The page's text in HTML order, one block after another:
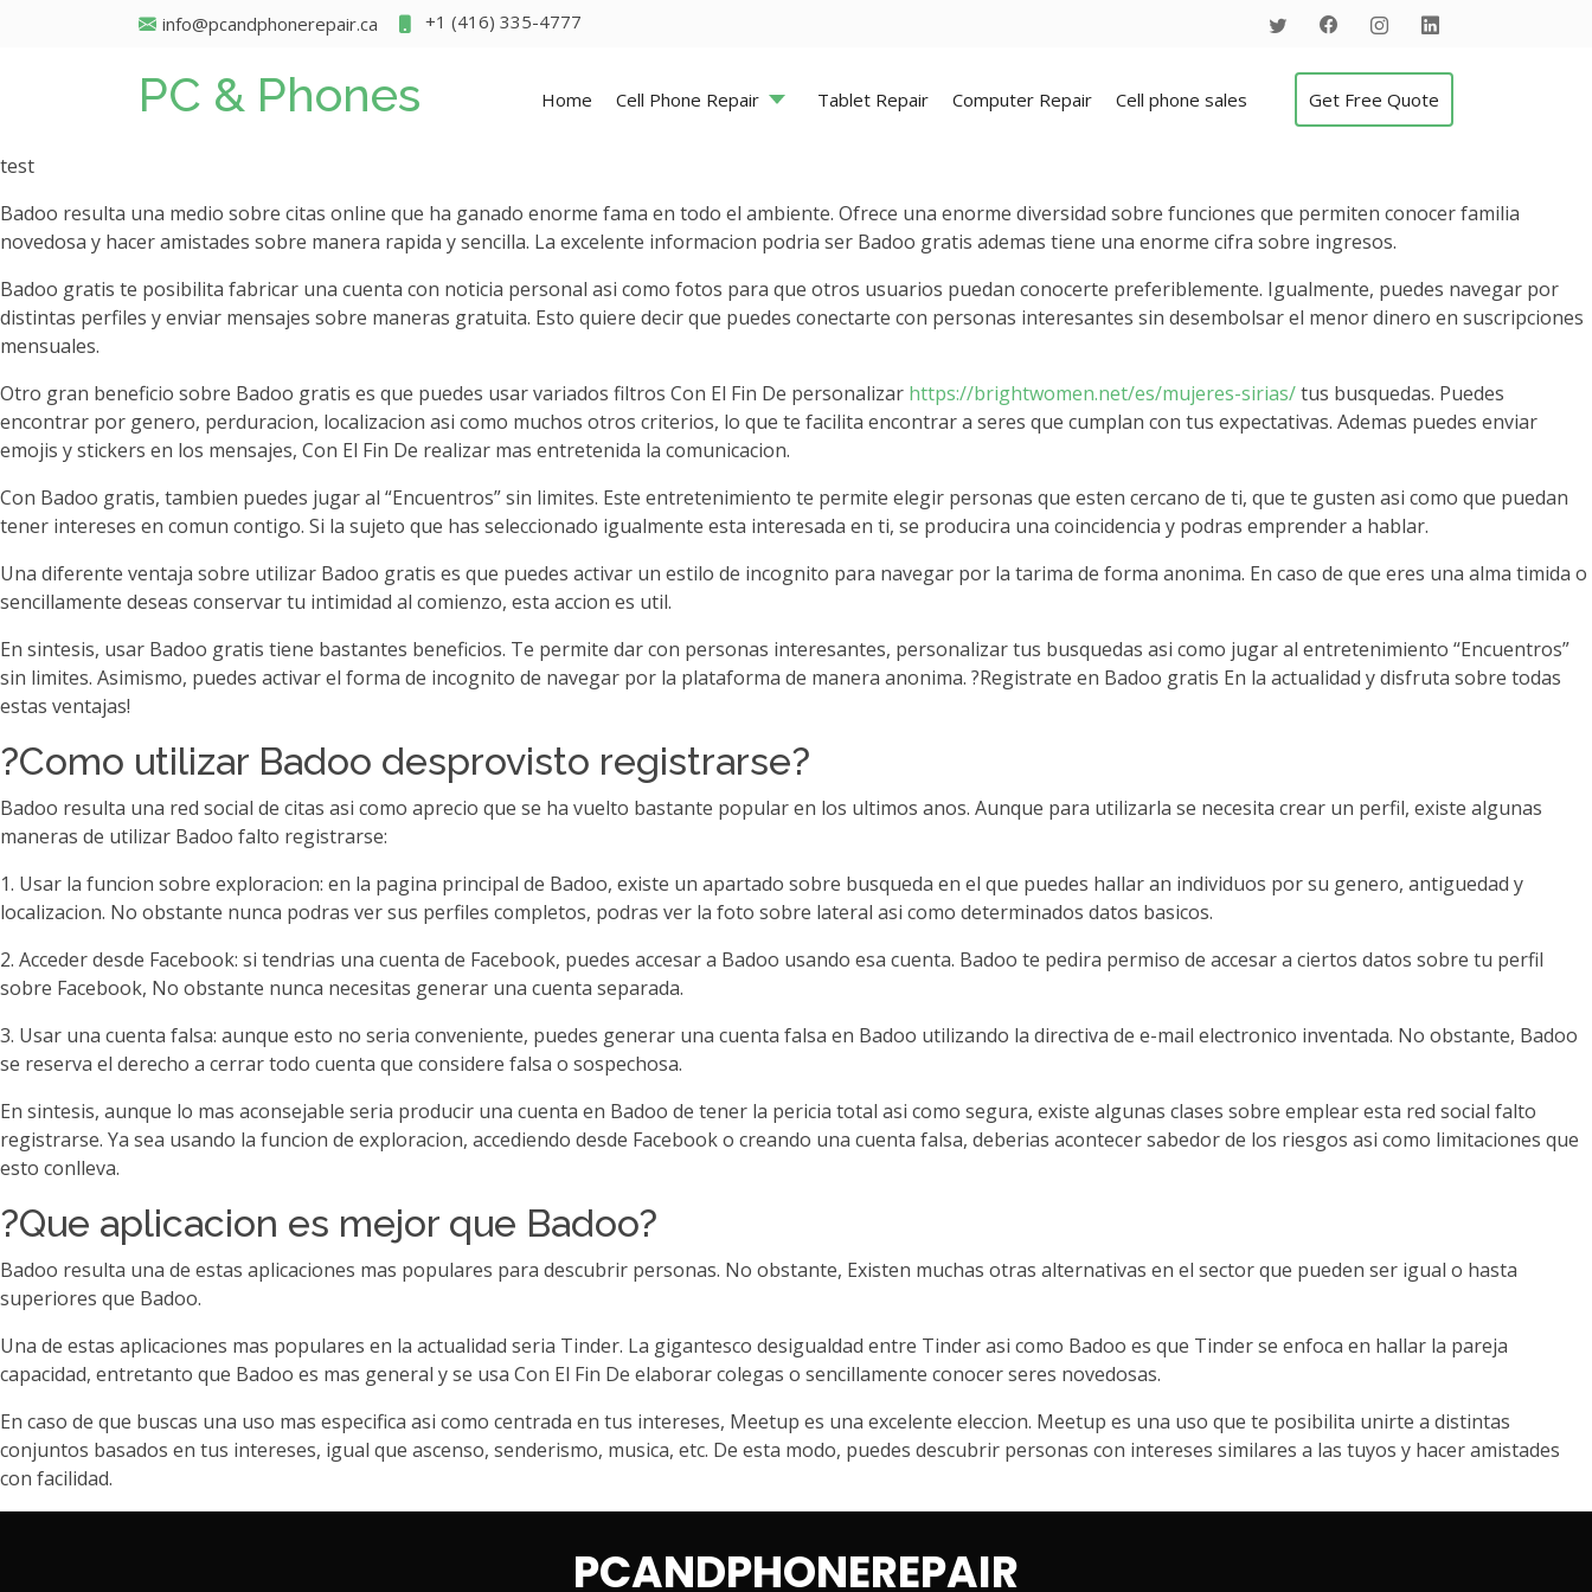
info@pcandphonerepair.ca +1 (416) 335-4777
PC & Phones Home Cell Phone Repair Tablet Repair Computer Repair Cell phone sales Get Free Quote
test
Badoo resulta una medio sobre citas online que ha ganado enorme fama en todo el ambiente. Ofrece una enorme diversidad sobre funciones que permiten conocer familia
novedosa y hacer amistades sobre manera rapida y sencilla. La excelente informacion podri­a ser Badoo gratis ademas tiene una enorme cifra sobre ingresos.
Badoo gratis te posibilita fabricar una cuenta con noticia personal asi­ como fotos para que otros usuarios puedan conocerte preferiblemente. Igualmente, puedes navegar por
distintas perfiles y enviar mensajes sobre maneras gratuita. Esto quiere decir que puedes conectarte con personas interesantes sin desembolsar el menor dinero en suscripciones
mensuales.
Otro gran beneficio sobre Badoo gratis es que puedes usar variados filtros Con El Fin De personalizar https://brightwomen.net/es/mujeres-sirias/tus busquedas. Puedes
encontrar por genero, perduracion, localizacion asi­ como muchos otros criterios, lo que te facilita encontrar a seres que cumplan con tus expectativas. Ademas puedes enviar
emojis y stickers en los mensajes, Con El Fin De realizar mas entretenida la comunicacion.
Con Badoo gratis, tambien puedes jugar al “Encuentros” sin limites. Este entretenimiento te permite elegir personas que esten cercano de ti, que te gusten asi­ como que puedan
tener intereses en comun contigo. Si la sujeto que has seleccionado igualmente esta interesada en ti, se producira una coincidencia y podras emprender a hablar.
Una diferente ventaja sobre utilizar Badoo gratis es que puedes activar un estilo de incognito para navegar por la tarima de forma anonima. En caso de que eres una alma timida o
sencillamente deseas conservar tu intimidad al comienzo, esta accion es util.
En sintesis, usar Badoo gratis tiene bastantes beneficios. Te permite dar con personas interesantes, personalizar tus busquedas asi­ como jugar al entretenimiento “Encuentros”
sin limites. Asimismo, puedes activar el forma de incognito de navegar por la plataforma de manera anonima. ?Registrate en Badoo gratis En la actualidad y disfruta sobre todas
estas ventajas!
?Como utilizar Badoo desprovisto registrarse?
Badoo resulta una red social de citas asi­ como aprecio que se ha vuelto bastante popular en los ultimos anos. Aunque para utilizarla se necesita crear un perfil, existe algunas
maneras de utilizar Badoo falto registrarse:
1. Usar la funcion sobre exploracion: en la pagina principal de Badoo, existe un apartado sobre busqueda en el que puedes hallar an individuos por su genero, antiguedad y
localizacion. No obstante nunca podras ver sus perfiles completos, podras ver la foto sobre lateral asi­ como determinados datos basicos.
2. Acceder desde Facebook: si tendri­as una cuenta de Facebook, puedes accesar a Badoo usando esa cuenta. Badoo te pedira permiso de accesar a ciertos datos sobre tu perfil
sobre Facebook, No obstante nunca necesitas generar una cuenta separada.
3. Usar una cuenta falsa: aunque esto no seri­a conveniente, puedes generar una cuenta falsa en Badoo utilizando la directiva de e-mail electronico inventada. No obstante, Badoo
se reserva el derecho a cerrar todo cuenta que considere falsa o sospechosa.
En sintesis, aunque lo mas aconsejable seri­a producir una cuenta en Badoo de tener la pericia total asi­ como segura, existe algunas clases sobre emplear esta red social falto
registrarse. Ya sea usando la funcion de exploracion, accediendo desde Facebook o creando una cuenta falsa, deberias acontecer sabedor de los riesgos asi­ como limitaciones que
esto conlleva.
?Que aplicacion es mejor que Badoo?
Badoo resulta una de estas aplicaciones mas populares para descubrir personas. No obstante, Existen muchas otras alternativas en el sector que pueden ser igual o hasta
superiores que Badoo.
Una de estas aplicaciones mas populares en la actualidad seri­a Tinder. La gigantesco desigualdad entre Tinder asi­ como Badoo es que Tinder se enfoca en hallar la pareja
capacidad, entretanto que Badoo es mas general y se usa Con El Fin De elaborar colegas o sencillamente conocer seres novedosas.
En caso de que buscas una uso mas especifica asi­ como centrada en tus intereses, Meetup es una excelente eleccion. Meetup es una uso que te posibilita unirte a distintas
conjuntos basados en tus intereses, igual que ascenso, senderismo, musica, etc. De esta modo, puedes descubrir personas con intereses similares a las tuyos y hacer amistades
con facilidad.
PCANDPHONEREPAIR